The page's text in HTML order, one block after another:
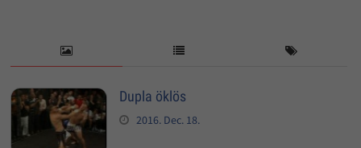
Dupla öklös
2016. Dec. 18.